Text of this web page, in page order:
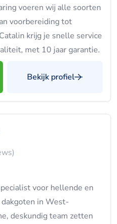
voeren wij alle soorten
voorbereiding tot
krijg je snelle service
met 10 jaar garantie.
Bekijk profiel
voor hellende en
in West-
deskundig team zetten